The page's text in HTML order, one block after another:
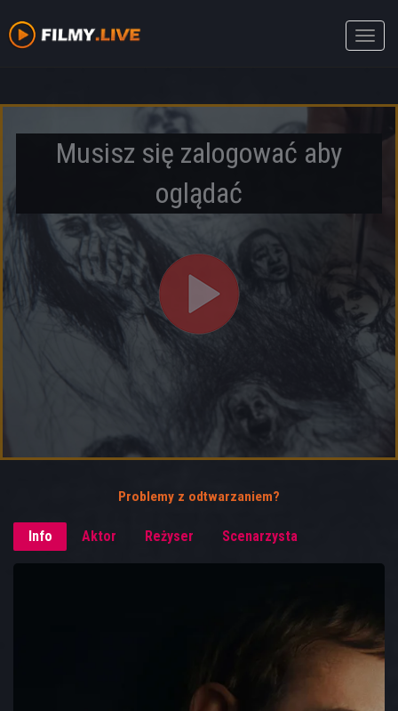
Toggle
Musisz się zalogować aby
oglądać
Problemy z odtwarzaniem?
Info Aktor Reżyser Scenarzysta